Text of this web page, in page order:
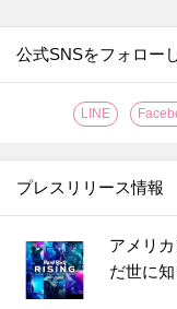
公式SNSをフォロー
LINE
プレスリリース情報
アメリ
だ世に